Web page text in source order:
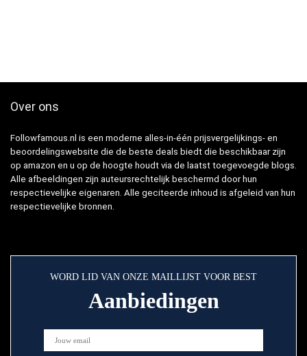
Over ons
Followfamous.nl is een moderne alles-in-één prijsvergelijkings- en
beoordelingswebsite die de beste deals biedt die beschikbaar zijn
op amazon en u op de hoogte houdt via de laatst toegevoegde blogs.
Alle afbeeldingen zijn auteursrechtelijk beschermd door hun
respectievelijke eigenaren. Alle geciteerde inhoud is afgeleid van hun
respectievelijke bronnen.
WORD LID VAN ONZE MAILLIJST VOOR BEST
Aanbiedingen